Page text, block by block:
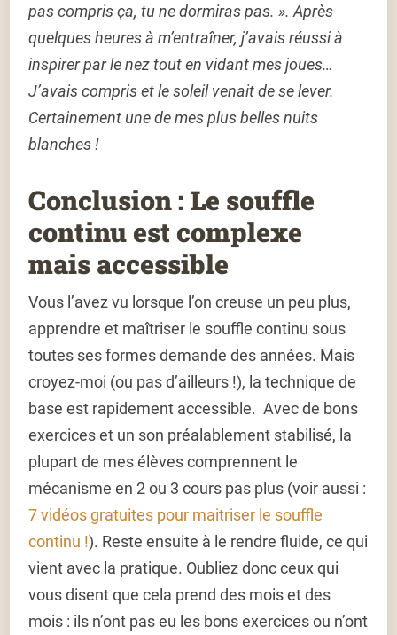
pas compris ça, tu ne dormiras pas. ». Après
quelques heures à m’entraîner, j’avais réussi à
inspirer par le nez tout en vidant mes joues…
J’avais compris et le soleil venait de se lever.
Certainement une de mes plus belles nuits
blanches !
Conclusion : Le souffle
continu est complexe
mais accessible
Vous l’avez vu lorsque l’on creuse un peu plus,
apprendre et maîtriser le souffle continu sous
toutes ses formes demande des années. Mais
croyez-moi (ou pas d’ailleurs !), la technique de
base est rapidement accessible. Avec de bons
exercices et un son préalablement stabilisé, la
plupart de mes élèves comprennent le
mécanisme en 2 ou 3 cours pas plus (voir aussi :
7 vidéos gratuites pour maitriser le souffle
continu !). Reste ensuite à le rendre fluide, ce qui
vient avec la pratique. Oubliez donc ceux qui
vous disent que cela prend des mois et des
mois : ils n’ont pas eu les bons exercices ou n’ont